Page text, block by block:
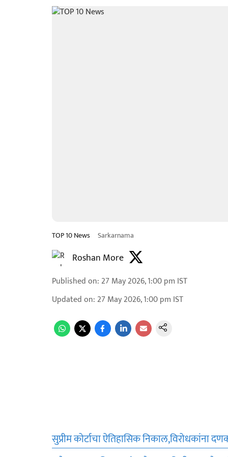
TOP 10 News Sarkarnama
Roshan More
Published on: 27 May 2026, 1:00 pm IST
Updated on: 27 May 2026, 1:00 pm IST
सुप्रीम कोर्टाचा ऐतिहासिक निकाल,विरोधकांना